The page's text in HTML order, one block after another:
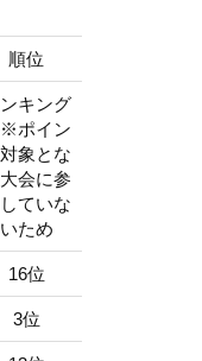
順位
キング
ポイン
対象とな
会に参
ていな
いため
16位
3位